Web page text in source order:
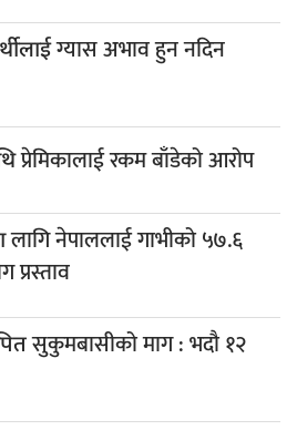
ग्यास अभाव हुन नदिन
प्रेमिकालाई रकम बाँडेको आरोप
लागि नेपाललाई गाभीको ५७.६
सुकुमबासीको माग : भदौ १२